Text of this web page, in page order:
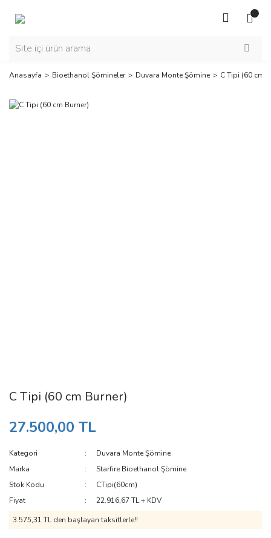
Anasayfa Bioethanol Şömineler Duvara Monte Şömine C Tipi (60 cm
C Tipi (60 cm Burner)
27.500,00 TL
Kategori
Duvara Monte Şömine
Marka
Starfire Bioethanol Şömine
Stok Kodu
CTipi(60cm)
Fiyat
22.916,67 TL + KDV
3.575,31 TL den başlayan taksitlerle!!